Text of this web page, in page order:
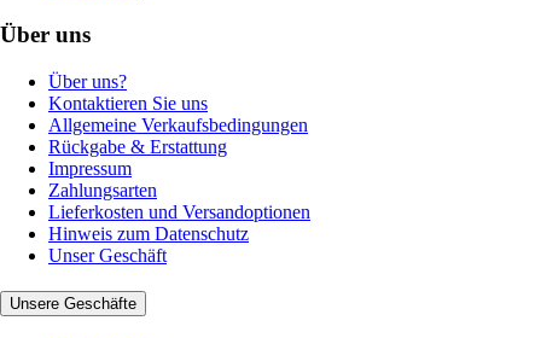
Über uns
Über uns?
Kontaktieren Sie uns
Allgemeine Verkaufsbedingungen
Rückgabe & Erstattung
Impressum
Zahlungsarten
Lieferkosten und Versandoptionen
Hinweis zum Datenschutz
Unser Geschäft
Unsere Geschäfte